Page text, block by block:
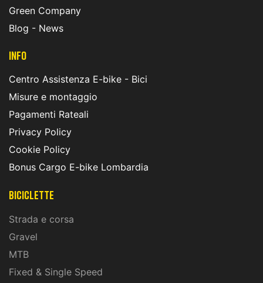
Green Company
Blog - News
INFO
Centro Assistenza E-bike - Bici
Misure e montaggio
Pagamenti Rateali
Privacy Policy
Cookie Policy
Bonus Cargo E-bike Lombardia
Biciclette
Strada e corsa
Gravel
MTB
Fixed & Single Speed